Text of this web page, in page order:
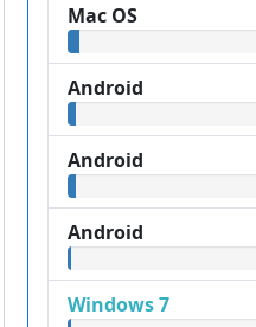
Mac OS
Android
Android
Android
Windows 7